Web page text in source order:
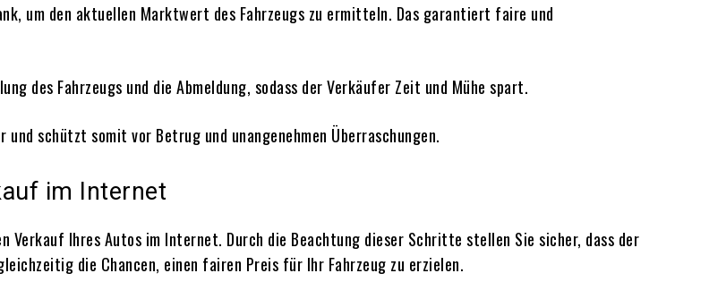
um den aktuellen Marktwert des Fahrzeugs zu ermitteln. Das garantiert faire und
des Fahrzeugs und die Abmeldung, sodass der Verkäufer Zeit und Mühe spart.
schützt somit vor Betrug und unangenehmen Überraschungen.
im Internet
Ihres Autos im Internet. Durch die Beachtung dieser Schritte stellen Sie sicher, dass der
die Chancen, einen fairen Preis für Ihr Fahrzeug zu erzielen.